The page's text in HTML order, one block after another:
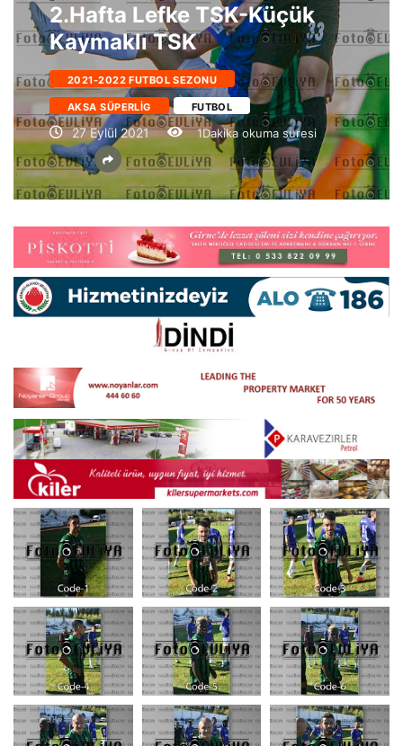
2.Hafta Lefke TSK-Küçük
Kaymaklı TSK
2021-2022 FUTBOL SEZONU
AKSA SÜPERLIG FUTBOL
27 Eylül 2021 1Dakika okuma süresi